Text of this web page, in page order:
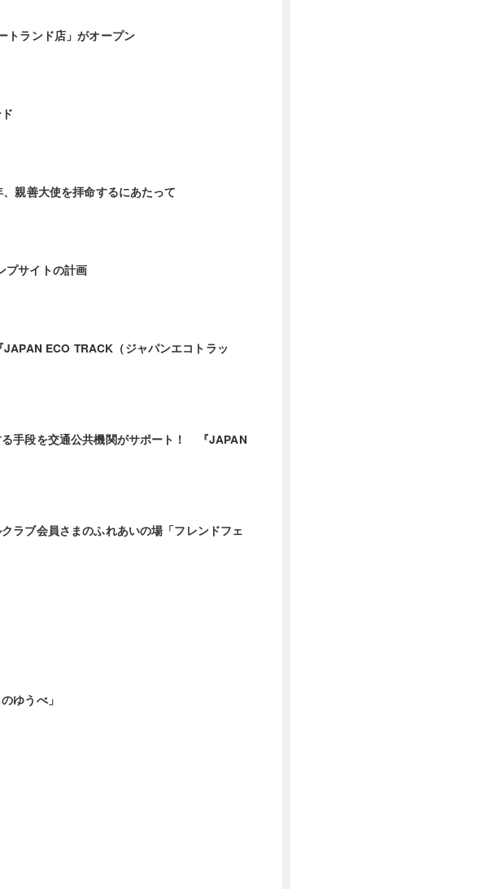
ランド店」がオープン
親善大使を拝命するにあたって
プサイトの計画
ECO TRACK（ジャパンエコトラッ
手段を交通公共機関がサポート！ 『JAPAN
ラブ会員さまのふれあいの場「フレンドフェ
ゆうべ」